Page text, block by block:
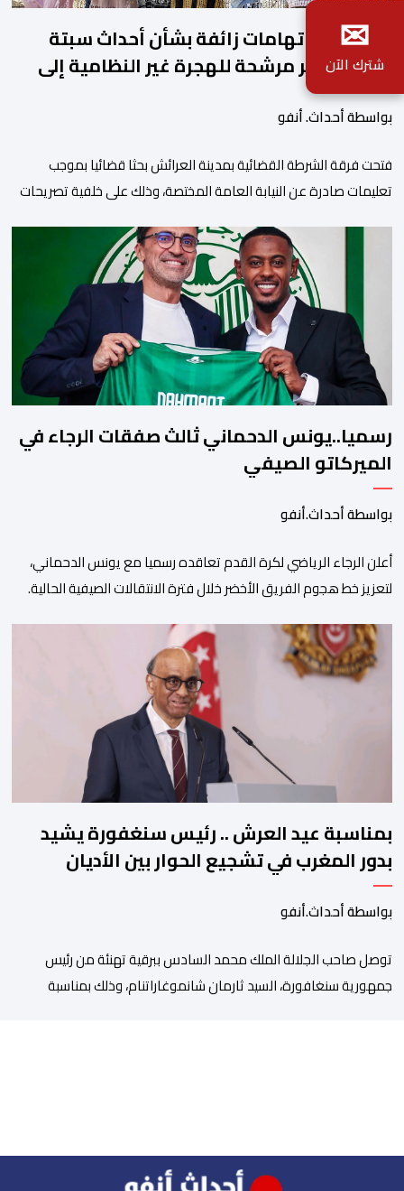
العرائش.. اتهامات زائفة بشأن أحداث سبتة
المحتلة تجر مرشحة للهجرة غير النظامية إلى
القضاء
بواسطة أحداث. أنفو
فتحت فرقة الشرطة القضائية بمدينة العرائش بحثا قضائيا بموجب
تعليمات صادرة عن النيابة العامة المختصة، وذلك على خلفية تصريحات
وأعادت تداولها حسابات على شبكات التواصل الاجتماعي. وكانت
السيدة المذكورة قد صرحت بمعطيات مضللة، واتهامات كيدية، تدعي
فيها بأن جهات رسمية هي من فتحت الحدود في […]
رسميا..يونس الدحماني ثالث صفقات الرجاء في
الميركاتو الصيفي
بواسطة أحداث.أنفو
أعلن الرجاء الرياضي لكرة القدم تعاقده رسميا مع يونس الدحماني،
لتعزيز خط هجوم الفريق الأخضر خلال فترة الانتقالات الصيفية الحالية. ​
حيث يعول عليه الطاقم التقني للرجاء لتقديم الإضافة المرجوة في
المسابقات المحلية والقارية المقبلة. ​وجاء هذا التعاقد بعد أداء لافت
قدمه اللاعب برفقة اتحاد […]
بمناسبة عيد العرش .. رئيس سنغفورة يشيد
بدور المغرب في تشجيع الحوار بين الأديان
بواسطة أحداث.أنفو
توصل صاحب الجلالة الملك محمد السادس ببرقية تهنئة من رئيس
جمهورية سنغافورة، السيد ثارمان شانموغاراتنام، وذلك بمناسبة
✉
شترك الآن